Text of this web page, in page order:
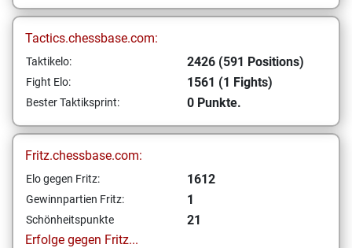
Tactics.chessbase.com:
Taktikelo: 2426 (591 Positions)
Fight Elo: 1561 (1 Fights)
Bester Taktiksprint: 0 Punkte.
Fritz.chessbase.com:
Elo gegen Fritz: 1612
Gewinnpartien Fritz: 1
Schönheitspunkte
21
Erfolge gegen Fritz...